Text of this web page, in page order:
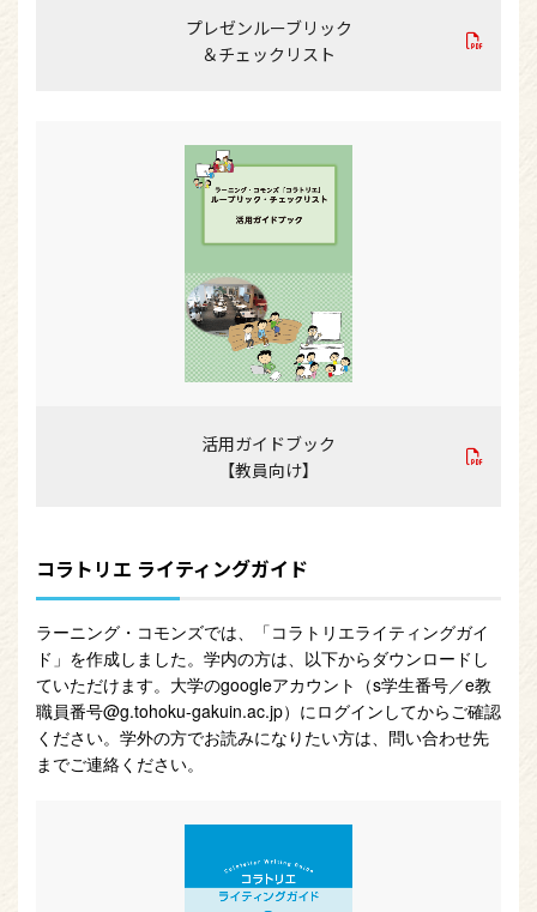
プレゼンルーブリック
＆チェックリスト
活用ガイドブック
【教員向け】
コラトリエ ライティングガイド
ラーニング・コモンズでは、「コラトリエライティングガイ
ド」を作成しました。学内の方は、以下からダウンロードし
ていただけます。大学のgoogleアカウント（s学生番号／e教
職員番号@g.tohoku-gakuin.ac.jp）にログインしてからご確認
ください。学外の方でお読みになりたい方は、問い合わせ先
までご連絡ください。